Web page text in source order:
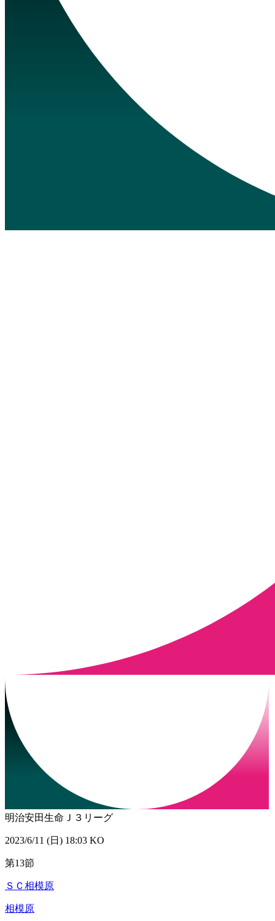
明治安田生命Ｊ３リーグ
2023/6/11 (日) 18:03 KO
第13節
ＳＣ相模原
相模原